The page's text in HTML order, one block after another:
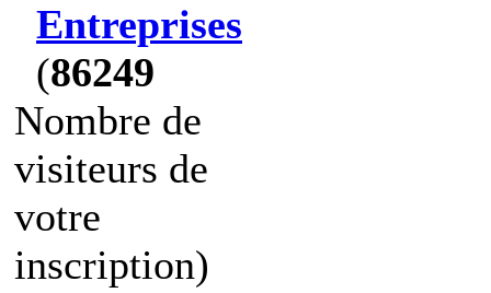
Entreprises
(86249
Nombre de
visiteurs de
votre
inscription)